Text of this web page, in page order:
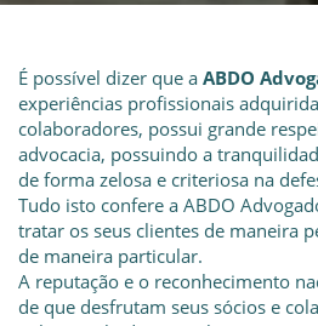
É possível dizer que a ABDO
experiências profissionais
colaboradores, possui grande
advocacia, possuindo a
de forma zelosa e criteriosa na
Tudo isto confere a ABDO
tratar os seus clientes de maneira
de maneira particular.
A reputação e o reconhecimento
de que desfrutam seus sócios e